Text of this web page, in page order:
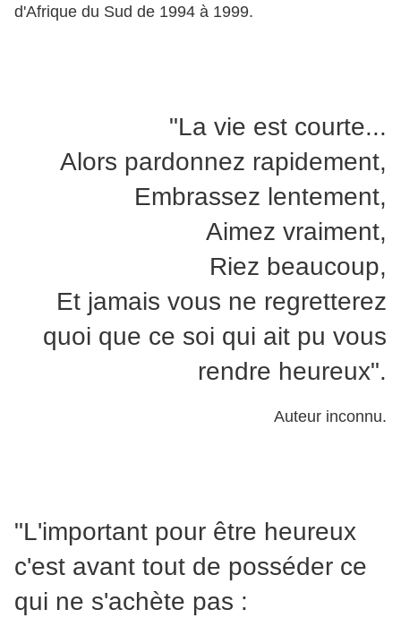
d'Afrique du Sud de 1994 à 1999.
"La vie est courte...
Alors pardonnez rapidement,
Embrassez lentement,
Aimez vraiment,
Riez beaucoup,
Et jamais vous ne regretterez
quoi que ce soi qui ait pu vous
rendre heureux".
Auteur inconnu.
"L'important pour être heureux
c'est avant tout de posséder ce
qui ne s'achète pas :